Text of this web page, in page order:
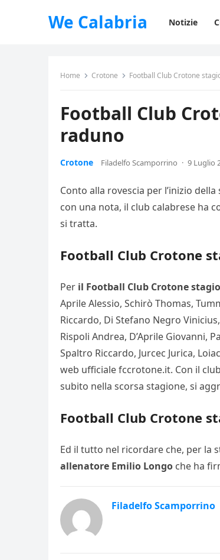
We Calabria Notizie
Home Crotone Football Club Crotone
Football Club
raduno
Crotone Filadelfo Scamporrino · 9 Luglio
Conto alla rovescia per l’inizio
con una nota, il club calabrese ha
si tratta.
Football Club Crotone
Per il Football Club Crotone
Aprile Alessio, Schirò Thomas,
Riccardo, Di Stefano Negro
Rispoli Andrea, D’Aprile Giovanni,
Spaltro Riccardo, Jurcec Jurica,
web ufficiale fccrotone.it. Con il
subito nella scorsa stagione, si
Football Club Crotone
Ed il tutto nel ricordare che, per la
allenatore Emilio Longo che ha
Filadelfo Scamporrino